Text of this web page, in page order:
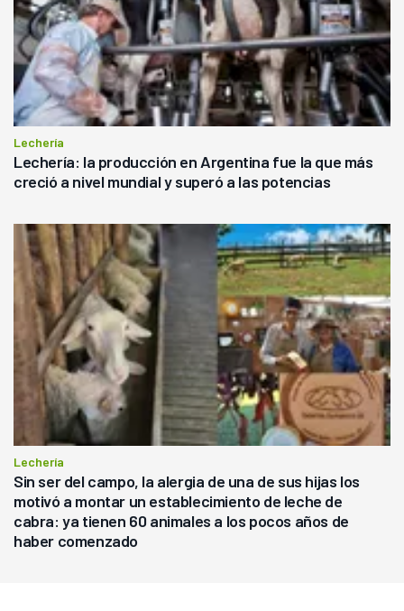
Lechería
Lechería: la producción en Argentina fue la que más
creció a nivel mundial y superó a las potencias
Lechería
Sin ser del campo, la alergia de una de sus hijas los
motivó a montar un establecimiento de leche de
cabra: ya tienen 60 animales a los pocos años de
haber comenzado